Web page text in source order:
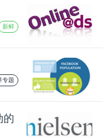
新鲜
专题
的